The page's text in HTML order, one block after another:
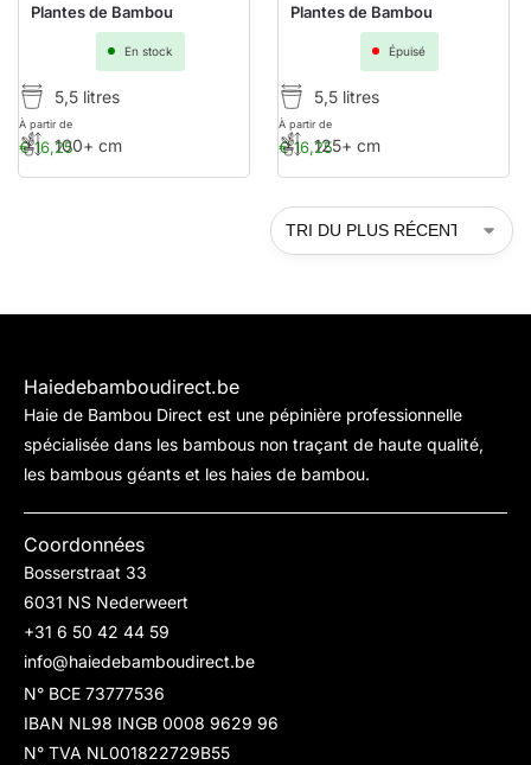
Plantes de Bambou
En stock
€16,25
À partir de
5,5 litres
100+ cm
Plantes de Bambou
Épuisé
€16,25
À partir de
5,5 litres
125+ cm
Haiedebamboudirect.be
Haie de Bambou Direct est une pépinière professionnelle
spécialisée dans les bambous non traçant de haute qualité,
les bambous géants et les haies de bambou.
Coordonnées
Bosserstraat 33
6031 NS Nederweert
+31 6 50 42 44 59
info@haiedebamboudirect.be
N° BCE 73777536
IBAN NL98 INGB 0008 9629 96
N° TVA NL001822729B55